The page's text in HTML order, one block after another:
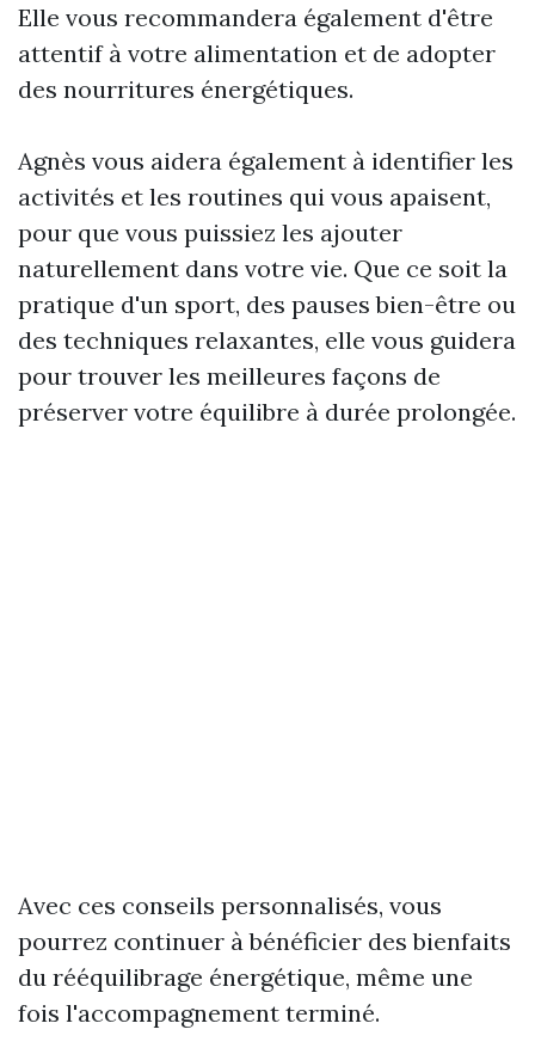
Elle vous recommandera également d'être
attentif à votre alimentation et de adopter
des nourritures énergétiques.
Agnès vous aidera également à identifier les
activités et les routines qui vous apaisent,
pour que vous puissiez les ajouter
naturellement dans votre vie. Que ce soit la
pratique d'un sport, des pauses bien-être ou
des techniques relaxantes, elle vous guidera
pour trouver les meilleures façons de
préserver votre équilibre à durée prolongée.
Avec ces conseils personnalisés, vous
pourrez continuer à bénéficier des bienfaits
du rééquilibrage énergétique, même une
fois l'accompagnement terminé.